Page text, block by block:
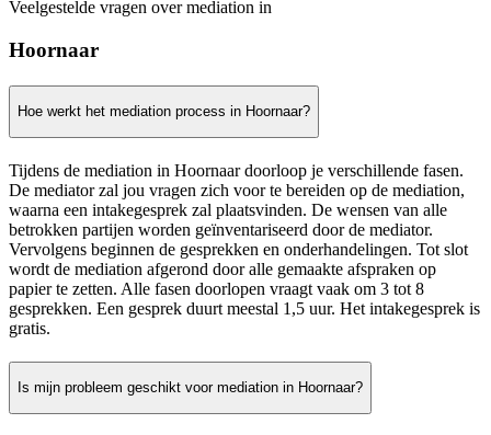
Veelgestelde vragen over mediation in
Hoornaar
Hoe werkt het mediation process in Hoornaar?
Tijdens de mediation in Hoornaar doorloop je verschillende fasen.
De mediator zal jou vragen zich voor te bereiden op de mediation,
waarna een intakegesprek zal plaatsvinden. De wensen van alle
betrokken partijen worden geïnventariseerd door de mediator.
Vervolgens beginnen de gesprekken en onderhandelingen. Tot slot
wordt de mediation afgerond door alle gemaakte afspraken op
papier te zetten. Alle fasen doorlopen vraagt vaak om 3 tot 8
gesprekken. Een gesprek duurt meestal 1,5 uur. Het intakegesprek is
gratis.
Is mijn probleem geschikt voor mediation in Hoornaar?